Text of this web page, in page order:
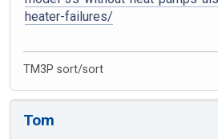
heater-failures/
TM3P sort/sort
Tom